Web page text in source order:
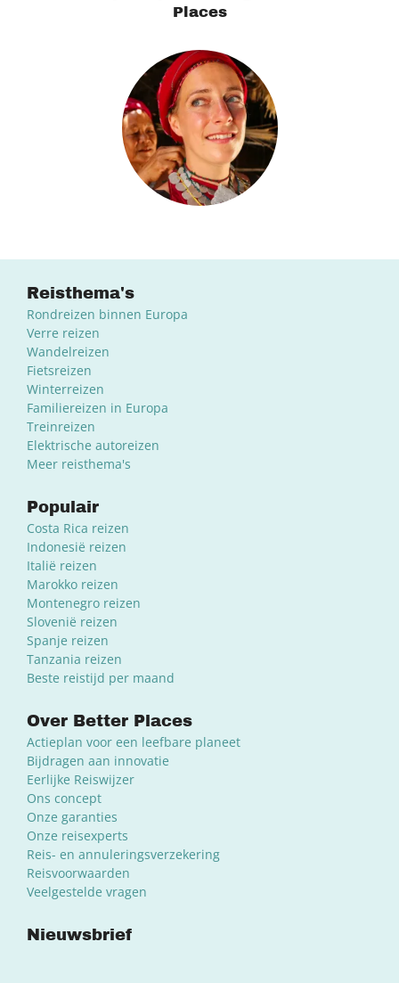
Places
Reisthema's
Rondreizen binnen Europa
Verre reizen
Wandelreizen
Fietsreizen
Winterreizen
Familiereizen in Europa
Treinreizen
Elektrische autoreizen
Meer reisthema's
Populair
Costa Rica reizen
Indonesië reizen
Italië reizen
Marokko reizen
Montenegro reizen
Slovenië reizen
Spanje reizen
Tanzania reizen
Beste reistijd per maand
Over Better Places
Actieplan voor een leefbare planeet
Bijdragen aan innovatie
Eerlijke Reiswijzer
Ons concept
Onze garanties
Onze reisexperts
Reis- en annuleringsverzekering
Reisvoorwaarden
Veelgestelde vragen
Nieuwsbrief